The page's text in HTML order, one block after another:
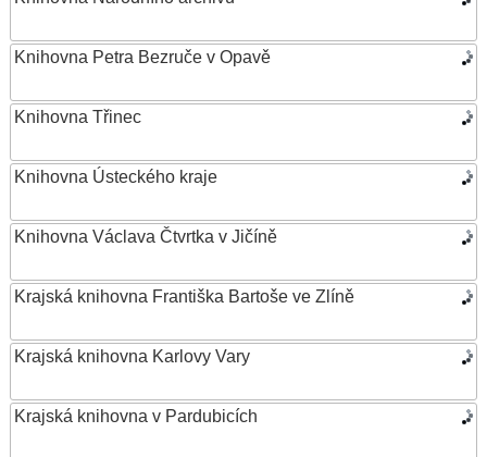
Knihovna Petra Bezruče v Opavě
Knihovna Třinec
Knihovna Ústeckého kraje
Knihovna Václava Čtvrtka v Jičíně
Krajská knihovna Františka Bartoše ve Zlíně
Krajská knihovna Karlovy Vary
Krajská knihovna v Pardubicích